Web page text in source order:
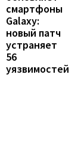
смартфоны
Galaxy:
новый патч
устраняет
56
уязвимостей